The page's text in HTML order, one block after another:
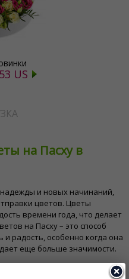
US
на Пасху в
и новых начинаний,
цветов. Цветы
времени года, что делает
на Пасху – это способ
радость, особенно когда она
еще больше значимости.